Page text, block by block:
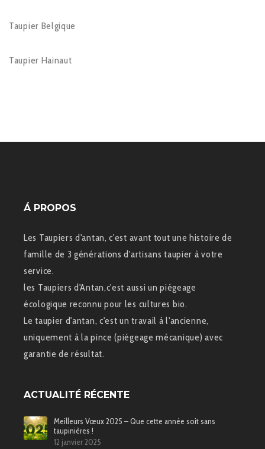
Taupier Belgique
Taupier Hainaut
Á PROPOS
Les Taupiers d'antan, c'est avant tout une histoire de
famille de 3 générations d'artisans taupier à votre
service.
les Taupiers d'Antan,c'est aussi un piégeage
écologique reconnu pour les cultures bio.
Le taupier d'antan, c'est un travail à l'ancienne,
uniquement à la pince (piégeage mécanique) avec
garantie de résultat.
ACTUALITÉ RÉCENTE
Meilleurs Vœux 2025 – Que cette année soit sans
taupinières !
12 janvier 2025